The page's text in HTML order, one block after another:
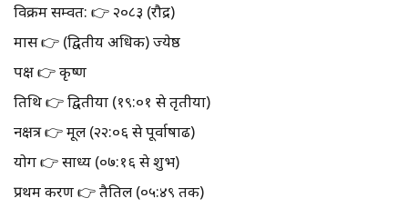
विक्रम सम्वत: 👉 २०८३ (रौद्र)
मास 👉 (द्वितीय अधिक) ज्येष्ठ
पक्ष 👉 कृष्ण
तिथि 👉 द्वितीया (१९:०१ से तृतीया)
नक्षत्र 👉 मूल (२२:०६ से पूर्वाषाढ)
योग 👉 साध्य (०७:१६ से शुभ)
प्रथम करण 👉 तैतिल (०५:४९ तक)